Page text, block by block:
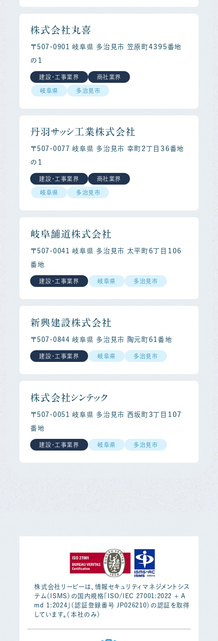
株式会社丸喜
〒507-0901 岐阜県 多治見市 笠原町４３９５番地
の１
建設・工事業界 商社業界
岐阜県 多治見市
丹羽サッシ工業株式会社
〒507-0077 岐阜県 多治見市 幸町２丁目３６番地
の１
建設・工事業界 商社業界
岐阜県 多治見市
岐阜舗道株式会社
〒507-0041 岐阜県 多治見市 太平町６丁目１０６
番地
建設・工事業界 岐阜県 多治見市
新興建設株式会社
〒507-0844 岐阜県 多治見市 陶元町６１番地
建設・工事業界 岐阜県 多治見市
株式会社シンテック
〒507-0051 岐阜県 多治見市 西坂町３丁目１０７
番地
建設・工事業界 岐阜県 多治見市
株式会社リーピーは、情報セキュリティマネジメントシス
テム（ISMS）の国内規格「ISO/IEC 27001:2022 + A
md 1:2024」（認証登録番号 JP026210）の認証を取得
しています。（本社のみ）